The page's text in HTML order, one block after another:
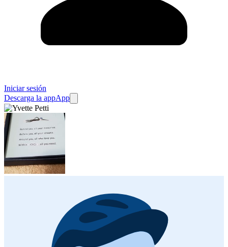
Iniciar sesión
Descarga la appApp